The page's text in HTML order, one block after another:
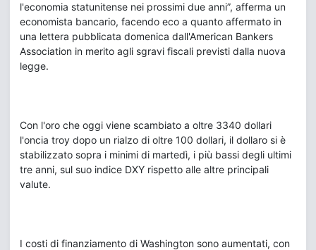
l'economia statunitense nei prossimi due anni”, afferma un
economista bancario, facendo eco a quanto affermato in
una lettera pubblicata domenica dall'American Bankers
Association in merito agli sgravi fiscali previsti dalla nuova
legge.
Con l'oro che oggi viene scambiato a oltre 3340 dollari
l'oncia troy dopo un rialzo di oltre 100 dollari, il dollaro si è
stabilizzato sopra i minimi di martedì, i più bassi degli ultimi
tre anni, sul suo indice DXY rispetto alle altre principali
valute.
I costi di finanziamento di Washington sono aumentati, con